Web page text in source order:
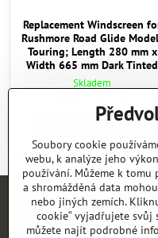
Replacement Windscreen
Rushmore Road Glide
Touring; Length 280 mm x
Width 665 mm Dark Tinted
Skladem
ÚvodE-SHOP
Soubory cookie
webu, k analýze jeho
používání. Můžeme k
a shromážděná data
nebo jiných zemích.
cookie“ vyjadřujete svůj
můžete najít podrobné